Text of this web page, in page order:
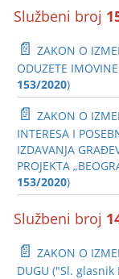
Službeni broj
📄 ZAKON O
ODUZETE
153/2020)
📄 ZAKON O
INTERESA I
IZDAVANJA
PROJEKTA
153/2020)
Službeni broj
📄 ZAKON O
DUGU ("Sl. glasnik